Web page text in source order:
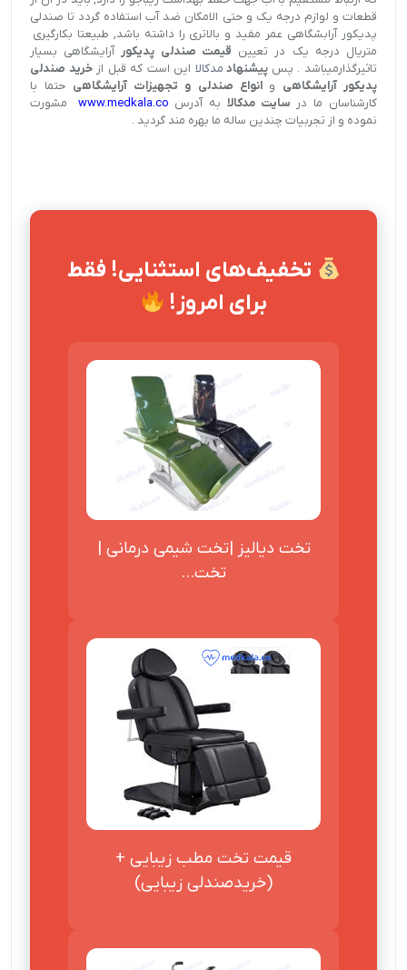
قطعات و لوازم درجه یک و حتی الامکان ضد آب استفاده گردد تا صندلی
پدیکور آرابشگاهی عمر مفید و بالاتری را داشته باشد, طبیعتا بکارگیری
متریال درجه یک در تعیین قیمت صندلی پدیکورآرایشگاهی بسیار
تاثیرگذارمیباشد . پس پیشنهاد مدکالا این است که قبل ازخرید صندلی
پدیکور آرایشگاهی و انواع صندلی و تجهیزات آرایشگاهی حتما با
کارشناسان ما در سایت مدکالا به آدرس
مشورت
نموده و از تجربیات چندین ساله ما بهره مند گردید .
تخفیف‌های استثنایی! فقط
برای امروز!
تخت دیالیز |تخت شیمی درمانی |
تخت...
قیمت تخت مطب زیبایی +
(خریدصندلی زیبایی)